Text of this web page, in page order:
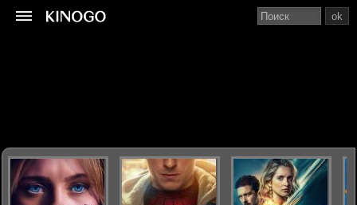
ok